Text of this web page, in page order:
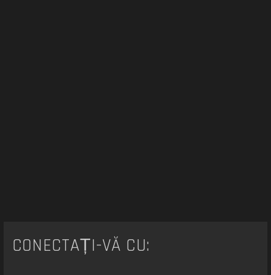
CONECTAȚI-VĂ CU: